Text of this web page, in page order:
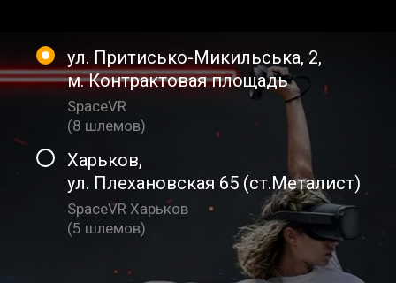
ул. Притисько-Микильська, 2,
м. Контрактовая площадь
SpaceVR
(8 шлемов)
Харьков,
ул. Плехановская 65 (ст.Металист)
SpaceVR Харьков
(5 шлемов)